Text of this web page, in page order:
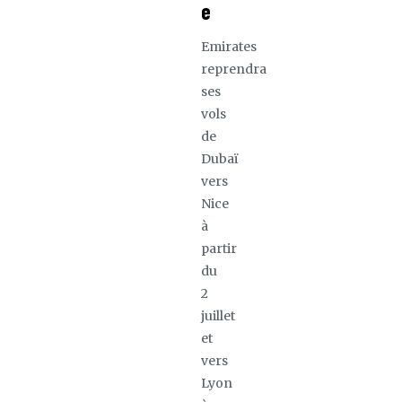
e
Emirates
reprendra
ses
vols
de
Dubaï
vers
Nice
à
partir
du
2
juillet
et
vers
Lyon